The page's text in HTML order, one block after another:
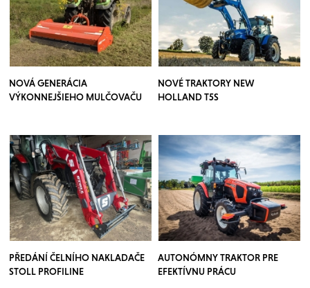
NOVÁ GENERÁCIA
VÝKONNEJŠIEHO MULČOVAČU
NOVÉ TRAKTORY NEW
HOLLAND T5S
PŘEDÁNÍ ČELNÍHO NAKLADAČE
STOLL PROFILINE
AUTONÓMNY TRAKTOR PRE
EFEKTÍVNU PRÁCU